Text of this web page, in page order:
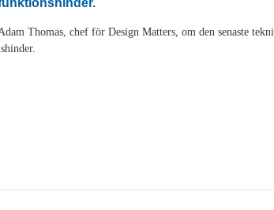
Thomas, chef för Design Matters, om den senaste